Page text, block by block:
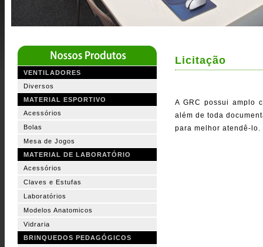
VENTILADORES
Diversos
MATERIAL ESPORTIVO
Acessórios
Bolas
Mesa de Jogos
MATERIAL DE LABORATÓRIO
Acessórios
Claves e Estufas
Laboratórios
Modelos Anatomicos
Vidraria
BRINQUEDOS PEDAGÓGICOS
Licitação
A GRC possui amplo
além de toda
para melhor atendê-lo.